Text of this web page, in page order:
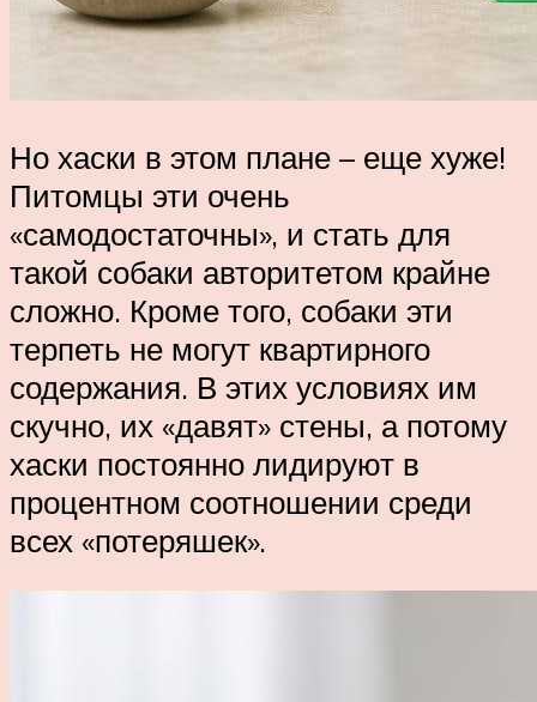
Но хаски в этом плане – еще хуже!
Питомцы эти очень
«самодостаточны», и стать для
такой собаки авторитетом крайне
сложно. Кроме того, собаки эти
терпеть не могут квартирного
содержания. В этих условиях им
скучно, их «давят» стены, а потому
хаски постоянно лидируют в
процентном соотношении среди
всех «потеряшек».